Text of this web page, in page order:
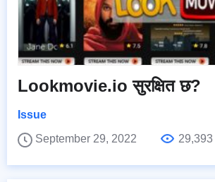
Lookmovie.io सुरक्षित छ?
Issue
September 29, 2022
29,393